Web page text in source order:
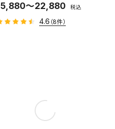
5,880～22,880 税込
4.6 （8件）